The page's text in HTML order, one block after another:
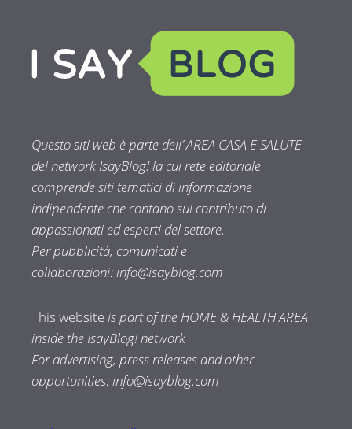
Questo siti web è parte dell’ AREA CASA E SALUTE
del network IsayBlog! la cui rete editoriale
comprende siti tematici di informazione
indipendente che contano sul contributo di
appassionati ed esperti del settore.
Per pubblicità, comunicati e
collaborazioni:info@isayblog.com
This websiteis part of the HOME & HEALTH AREA
inside the IsayBlog! network
For advertising, press releases and other
opportunities:info@isayblog.com